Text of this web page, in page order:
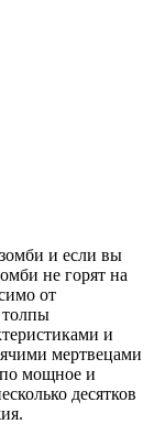
и если вы
не горят на
от
толпы
и
мертвецами
по мощное и
десятков